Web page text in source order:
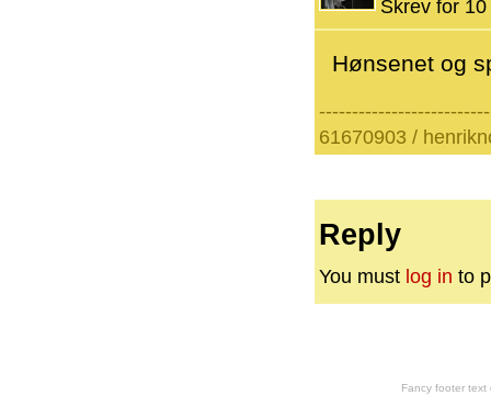
Skrev for
Hønsenet og
61670903 /
Reply
You must log in to
Fancy footer